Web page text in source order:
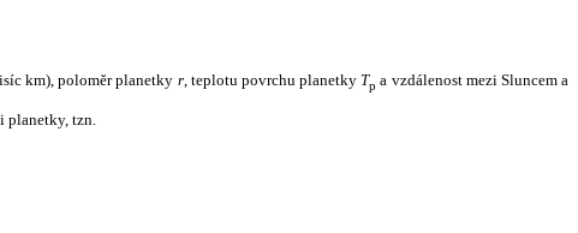
km), poloměr planetky r, teplotu povrchu planetky Tp a vzdálenost mezi Sluncem a
planetky, tzn.